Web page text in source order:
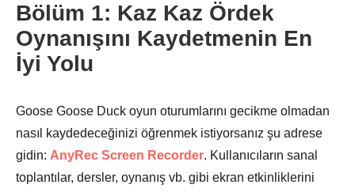
Bölüm 1: Kaz Kaz Ördek
Oynanışını Kaydetmenin En
İyi Yolu
Goose Goose Duck oyun oturumlarını gecikme olmadan
nasıl kaydedeceğinizi öğrenmek istiyorsanız şu adrese
gidin: AnyRec Screen Recorder. Kullanıcıların sanal
toplantılar, dersler, oynanış vb. gibi ekran etkinliklerini